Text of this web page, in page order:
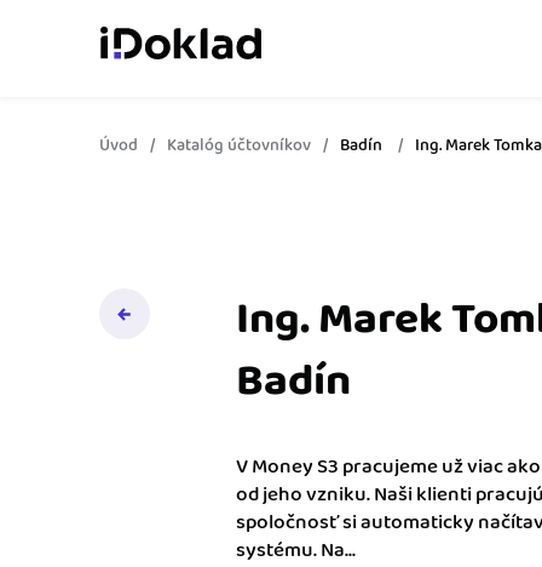
Online fakturácia
Získajte kontrolu nad
obchodnými kontaktmi.
Spolupráca s
Dajte účtovníkovi to,
Úvod Katalóg účtovníkov Badín Ing. Marek Tomka
Ing. Marek
Badín
V Money S3 pracujeme už viac
od jeho vzniku. Naši klienti
spoločnosť si automaticky
systému. Na...